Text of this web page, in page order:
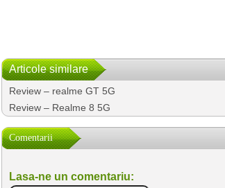
Articole similare
Review – realme GT 5G
Review – Realme 8 5G
Comentarii
Lasa-ne un comentariu: